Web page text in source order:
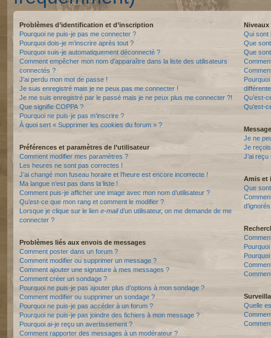
Problèmes d’identification et d’inscription
Pourquoi ne puis-je pas me connecter ?
Pourquoi dois-je m’inscrire après tout ?
Pourquoi suis-je automatiquement déconnecté ?
Comment empêcher mon nom d’apparaître dans la liste des utilisateurs
connectés ?
J’ai perdu mon mot de passe !
Je suis enregistré mais je ne peux pas me connecter !
Je me suis enregistré par le passé mais je ne peux plus me connecter ?!
Que signifie COPPA ?
Pourquoi ne puis-je pas m’inscrire ?
À quoi sert « Supprimer les cookies du forum » ?
Préférences et paramètres de l’utilisateur
Comment modifier mes paramètres ?
Les heures ne sont pas correctes !
J’ai changé mon fuseau horaire et l’heure est encore incorrecte !
Ma langue n’est pas dans la liste !
Comment puis-je afficher une image avec mon nom d’utilisateur ?
Qu’est-ce que mon rang et comment le modifier ?
Lorsque je clique sur le lien e-maild’un utilisateur, on me demande de me
connecter ?
Problèmes liés aux envois de messages
Comment poster dans un forum ?
Comment modifier ou supprimer un message ?
Comment ajouter une signature à mes messages ?
Comment créer un sondage ?
Pourquoi ne puis-je pas ajouter plus d’options à mon sondage ?
Comment modifier ou supprimer un sondage ?
Pourquoi ne puis-je pas accéder à un forum ?
Pourquoi ne puis-je pas joindre des fichiers à mon message ?
Pourquoi ai-je reçu un avertissement ?
Comment rapporter des messages à un modérateur ?
Niveaux
Qui sont
Que
Que
Qu’est-
Qu’est-
Je ne
Je
J’ai
Amis et
Que
Quelle